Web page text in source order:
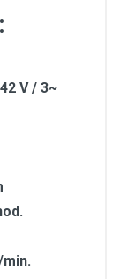
V / 3~
min.